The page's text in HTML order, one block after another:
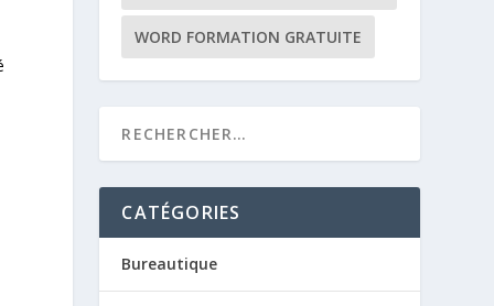
WORD FORMATION GRATUITE
CATÉGORIES
Bureautique